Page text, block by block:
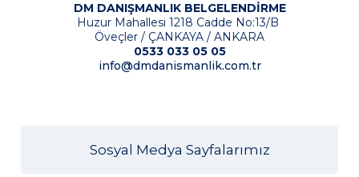
DM DANIŞMANLIK BELGELENDİRME
Huzur Mahallesi 1218 Cadde No:13/B
Öveçler / ÇANKAYA / ANKARA
0533 033 05 05
info@dmdanismanlik.com.tr
Sosyal Medya Sayfalarımız